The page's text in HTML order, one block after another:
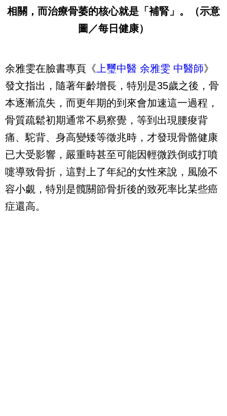
相關，而治療骨萎的核心就是「補腎」。（示意
圖／每日健康）
余雅雯在臉書專頁《 上璽中醫 余雅雯 中醫師》
發文指出，隨著年齡增長，特別是35歲之後，骨
本逐漸流失，而更年期的到來會加速這一過程，
骨質疏鬆初期通常不易察覺，等到出現腰痠背
痛、駝背、身高變矮等徵兆時，才發現骨骼健康
已大受影響，嚴重時甚至可能因輕微跌倒或打噴
嚏導致骨折，這對上了年紀的女性來說，風險不
容小覷，特別是髖關節骨折後的致死率比某些癌
症還高。